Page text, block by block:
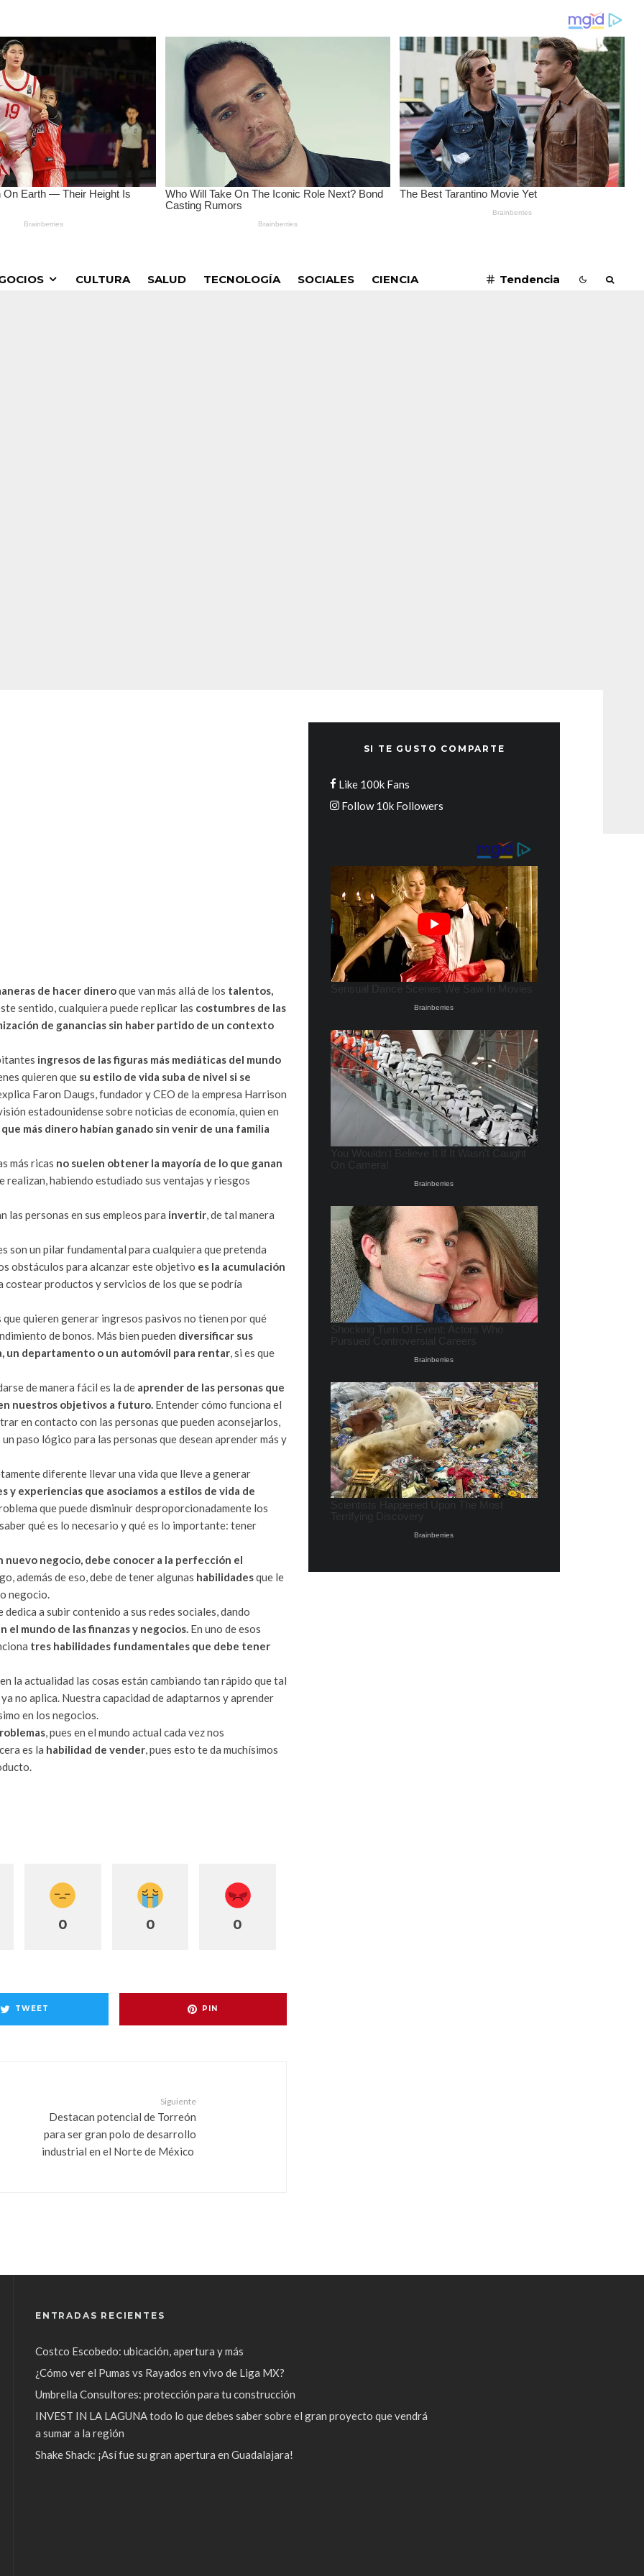
CULTURA SALUD TECNOLOGÍA SOCIALES CIENCIA Tendencia
de hacer dineroque van más allá de los talentos,
sentido, cualquiera puede replicar las costumbres de las
de ganancias sin haber partido de un contexto
ingresos de las figuras más mediáticas del mundo
quieren que su estilo de vida suba de nivel si se
Faron Daugs, fundador y CEO de la empresa Harrison
estadounidense sobre noticias de economía, quien en
más dinero habían ganado sin venir de una familia
más ricas no suelen obtener la mayoría de lo que ganan
realizan, habiendo estudiado sus ventajas y riesgos
las personas en sus empleos para invertir, de tal manera
son un pilar fundamental para cualquiera que pretenda
obstáculos para alcanzar este objetivo es la acumulación
costear productos y servicios de los que se podría
que quieren generar ingresos pasivos no tienen por qué
de bonos. Más bien pueden diversificar sus
un departamento o un automóvil para rentar, si es que
de manera fácil es la de aprender de las personas que
nuestros objetivos a futuro. Entender cómo funciona el
en contacto con las personas que pueden aconsejarlos,
paso lógico para las personas que desean aprender más y
diferente llevar una vida que lleve a generar
y experiencias que asociamos a estilos de vida de
que puede disminuir desproporcionadamente los
qué es lo necesario y qué es lo importante: tener
nuevo negocio, debe conocer a la perfección el
además de eso, debe de tener algunas habilidadesque le
negocio.
dedica a subir contenido a sus redes sociales, dando
el mundo de las finanzas y negocios. En uno de esos
tres habilidades fundamentales que debe tener
la actualidad las cosas están cambiando tan rápido que tal
no aplica. Nuestra capacidad de adaptarnos y aprender
en los negocios.
, pues en el mundo actual cada vez nos
es la habilidad de vender, pues esto te da muchísimos
0 0 0
TWEET PIN
Siguiente
Destacan potencial de Torreón
para ser gran polo de desarrollo
industrial en el Norte de México
SI TE GUSTO COMPARTE
Like 100k Fans
Follow10k Followers
ENTRADAS RECIENTES
Costco Escobedo: ubicación, apertura y más
¿Cómo ver el Pumas vs Rayados en vivo de Liga MX?
Umbrella Consultores: protección para tu construcción
INVEST IN LA LAGUNA todo lo que debes saber sobre el gran proyecto que vendrá
a sumar a la región
Shake Shack: ¡Así fue su gran apertura en Guadalajara!